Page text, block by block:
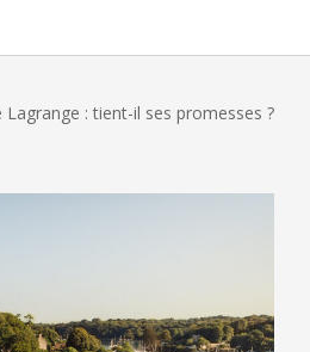
: tient-il ses promesses ?